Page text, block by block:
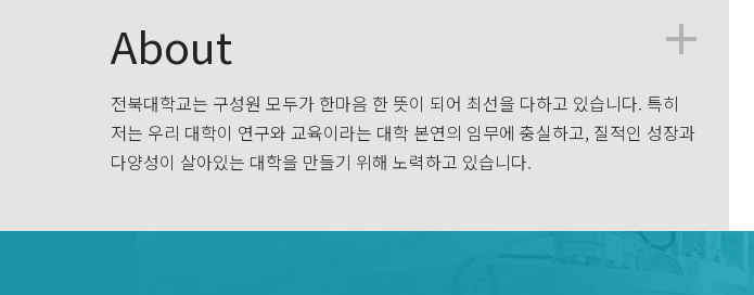
About
전북대학교는 구성원 모두가 한마음 한 뜻이 되어 최선을 다하고 있습니다. 특히
저는 우리 대학이 연구와 교육이라는 대학 본연의 임무에 충실하고, 질적인 성장과
다양성이 살아있는 대학을 만들기 위해 노력하고 있습니다.